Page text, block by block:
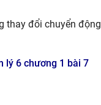
thay đổi chuyển động
lý 6 chương 1 bài 7